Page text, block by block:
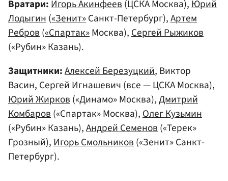
Вратари:Игорь Акинфеев(ЦСКА Москва),Юрий
Лодыгин(«Зенит»Санкт-Петербург),Артем
Ребров(«Спартак»Москва),Сергей Рыжиков
(«Рубин» Казань).
Защитники:Алексей Березуцкий, Виктор
Васин, Сергей Игнашевич (все — ЦСКА Москва),
Юрий Жирков(«Динамо» Москва),Дмитрий
Комбаров(«Спартак» Москва),Олег Кузьмин
(«Рубин» Казань),Андрей Семенов(«Терек»
Грозный),Игорь Смольников(«Зенит» Санкт-
Петербург).